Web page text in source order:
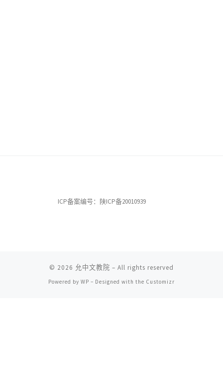
ICP备案编号：陕ICP备20010939
© 2026 允中文教院 – All rights reserved
Powered by WP – Designed with the Customizr